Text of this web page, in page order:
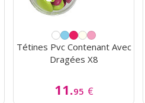
Tétines Pvc Contenant Avec
Dragées X8
11.95 €